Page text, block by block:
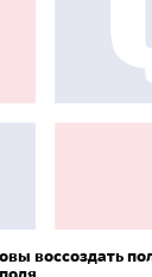
воссоздать